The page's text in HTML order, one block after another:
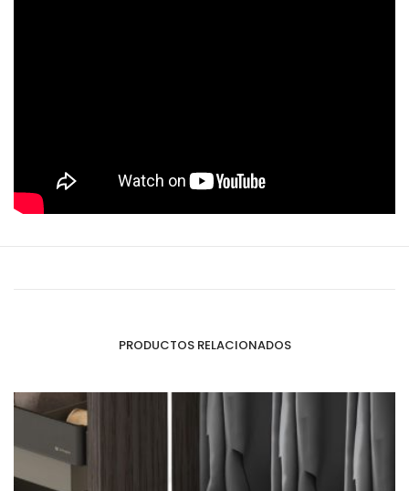
PRODUCTOS RELACIONADOS